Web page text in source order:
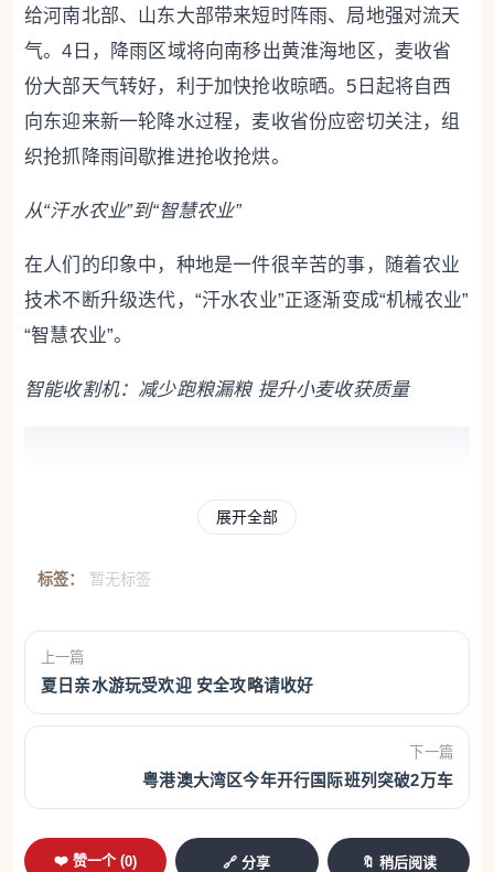
给河南北部、山东大部带来短时阵雨、局地强对流天
气。4日，降雨区域将向南移出黄淮海地区，麦收省
份大部天气转好，利于加快抢收晾晒。5日起将自西
向东迎来新一轮降水过程，麦收省份应密切关注，组
织抢抓降雨间歇推进抢收抢烘。
从“汗水农业”到“智慧农业”
在人们的印象中，种地是一件很辛苦的事，随着农业
技术不断升级迭代，“汗水农业”正逐渐变成“机械农业”
“智慧农业”。
智能收割机：减少跑粮漏粮 提升小麦收获质量
原来收麦子，要割麦、打场、扬场、晒麦等几道工序
后才能入仓收储。而现在，新型智能联合收割机将收
割、脱粒、清选、秸秆粉碎还田等工序一次性完成，
仅大幅提升了收割效率，还能有效减少收割过程中的
展开全部
标签： 暂无标签
上一篇
夏日亲水游玩受欢迎 安全攻略请收好
下一篇
粤港澳大湾区今年开行国际班列突破2万车
❤️ 赞一个 (0) 🔗 分享 🔖 稍后阅读